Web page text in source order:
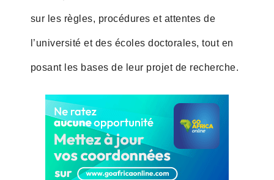
sur les règles, procédures et attentes de
l’université et des écoles doctorales, tout en
posant les bases de leur projet de recherche.